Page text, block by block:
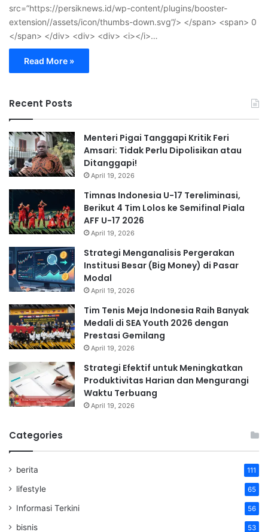
src=”https://persiknews.id/wp-content/plugins/booster-
extension//assets/icon/thumbs-down.svg”/> </span> <span> 0
</span> </div> <div> <div> <i></i>…
Read More »
Recent Posts
Menteri Pigai Tanggapi Kritik Feri
Amsari: Tidak Perlu Dipolisikan atau
Ditanggapi!
April 19, 2026
Timnas Indonesia U-17 Tereliminasi,
Berikut 4 Tim Lolos ke Semifinal Piala
AFF U-17 2026
April 19, 2026
Strategi Menganalisis Pergerakan
Institusi Besar (Big Money) di Pasar
Modal
April 19, 2026
Tim Tenis Meja Indonesia Raih Banyak
Medali di SEA Youth 2026 dengan
Prestasi Gemilang
April 19, 2026
Strategi Efektif untuk Meningkatkan
Produktivitas Harian dan Mengurangi
Waktu Terbuang
April 19, 2026
Categories
berita 111
lifestyle 65
Informasi Terkini 56
bisnis 53